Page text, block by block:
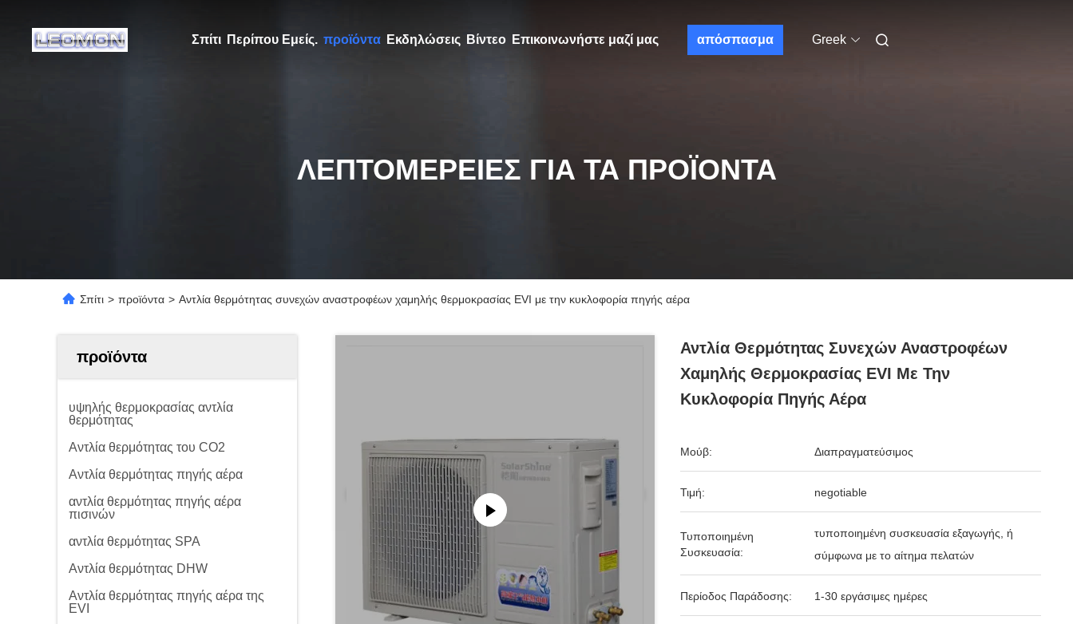
Σπίτι Περίπου Εμείς. προϊόντα Εκδηλώσεις Βίντεο Επικοινωνήστε μαζί μας απόσπασμα Greek
ΛΕΠΤΟΜΈΡΕΙΕΣ ΓΙΑ ΤΑ ΠΡΟΪΌΝΤΑ
Σπίτι > προϊόντα > Αντλία θερμότητας συνεχών αναστροφέων χαμηλής θερμοκρασίας EVI με την κυκλοφορία πηγής αέρα
προϊόντα
υψηλής θερμοκρασίας αντλία
θερμότητας
Αντλία θερμότητας του CO2
Αντλία θερμότητας πηγής αέρα
αντλία θερμότητας πηγής αέρα
πισινών
αντλία θερμότητας SPA
Αντλία θερμότητας DHW
Αντλία θερμότητας πηγής αέρα της
EVI
Αντλία Θερμότητας Συνεχών Αναστροφέων
Χαμηλής Θερμοκρασίας EVI Με Την
Κυκλοφορία Πηγής Αέρα
Μούβ: Διαπραγματεύσιμος
Τιμή: negotiable
Τυποποιημένη
Συσκευασία:
τυποποιημένη συσκευασία εξαγωγής, ή
σύμφωνα με το αίτημα πελατών
Περίοδος Παράδοσης: 1-30 εργάσιμες ημέρες